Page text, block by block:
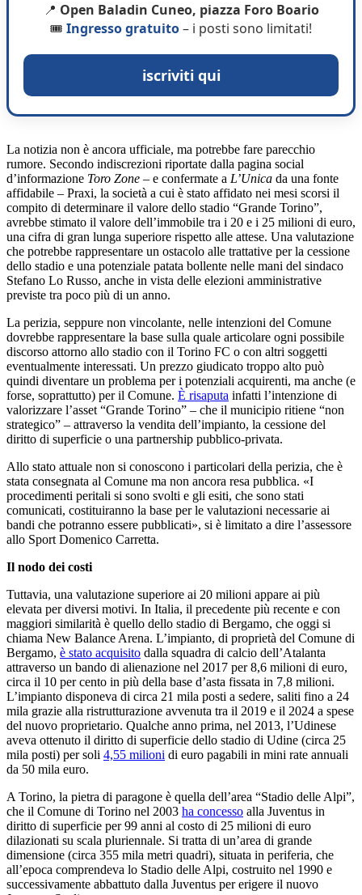
📍 Open Baladin Cuneo, piazza Foro Boario
🎟️ Ingresso gratuito– i posti sono limitati!
iscriviti qui
La notizia non è ancora ufficiale, ma potrebbe fare parecchio
rumore. Secondo indiscrezioni riportate dalla pagina social
d’informazione Toro Zone – e confermate a L’Unica da una fonte
affidabile – Praxi, la società a cui è stato affidato nei mesi scorsi il
compito di determinare il valore dello stadio “Grande Torino”,
avrebbe stimato il valore dell’immobile tra i 20 e i 25 milioni di euro,
una cifra di gran lunga superiore rispetto alle attese. Una valutazione
che potrebbe rappresentare un ostacolo alle trattative per la cessione
dello stadio e una potenziale patata bollente nelle mani del sindaco
Stefano Lo Russo, anche in vista delle elezioni amministrative
previste tra poco più di un anno.
La perizia, seppure non vincolante, nelle intenzioni del Comune
dovrebbe rappresentare la base sulla quale articolare ogni possibile
discorso attorno allo stadio con il Torino FC o con altri soggetti
eventualmente interessati. Un prezzo giudicato troppo alto può
quindi diventare un problema per i potenziali acquirenti, ma anche (e
forse, soprattutto) per il Comune. È risaputa infatti l’intenzione di
valorizzare l’asset “Grande Torino” – che il municipio ritiene “non
strategico” – attraverso la vendita dell’impianto, la cessione del
diritto di superficie o una partnership pubblico-privata.
Allo stato attuale non si conoscono i particolari della perizia, che è
stata consegnata al Comune ma non ancora resa pubblica. «I
procedimenti peritali si sono svolti e gli esiti, che sono stati
comunicati, costituiranno la base per le valutazioni necessarie ai
bandi che potranno essere pubblicati», si è limitato a dire l’assessore
allo Sport Domenico Carretta.
Il nodo dei costi
Tuttavia, una valutazione superiore ai 20 milioni appare ai più
elevata per diversi motivi. In Italia, il precedente più recente e con
maggiori similarità è quello dello stadio di Bergamo, che oggi si
chiama New Balance Arena. L’impianto, di proprietà del Comune di
Bergamo, è stato acquisito dalla squadra di calcio dell’Atalanta
attraverso un bando di alienazione nel 2017 per 8,6 milioni di euro,
circa il 10 per cento in più della base d’asta fissata in 7,8 milioni.
L’impianto disponeva di circa 21 mila posti a sedere, saliti fino a 24
mila grazie alla ristrutturazione avvenuta tra il 2019 e il 2024 a spese
del nuovo proprietario. Qualche anno prima, nel 2013, l’Udinese
aveva ottenuto il diritto di superficie dello stadio di Udine (circa 25
mila posti) per soli 4,55 milioni di euro pagabili in mini rate annuali
da 50 mila euro.
A Torino, la pietra di paragone è quella dell’area “Stadio delle Alpi”,
che il Comune di Torino nel 2003 ha concesso alla Juventus in
diritto di superficie per 99 anni al costo di 25 milioni di euro
dilazionati su scala pluriennale. Si tratta di un’area di grande
dimensione (circa 355 mila metri quadri), situata in periferia, che
all’epoca comprendeva lo Stadio delle Alpi, costruito nel 1990 e
successivamente abbattuto dalla Juventus per erigere il nuovo